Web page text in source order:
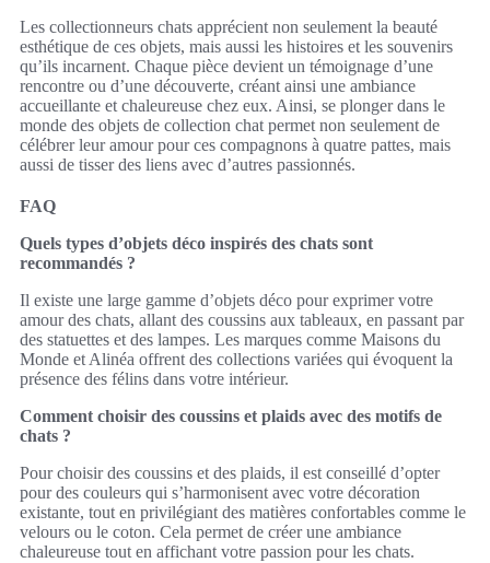
Les collectionneurs chats apprécient non seulement la beauté
esthétique de ces objets, mais aussi les histoires et les souvenirs
qu’ils incarnent. Chaque pièce devient un témoignage d’une
rencontre ou d’une découverte, créant ainsi une ambiance
accueillante et chaleureuse chez eux. Ainsi, se plonger dans le
monde des objets de collection chat permet non seulement de
célébrer leur amour pour ces compagnons à quatre pattes, mais
aussi de tisser des liens avec d’autres passionnés.
FAQ
Quels types d’objets déco inspirés des chats sont
recommandés ?
Il existe une large gamme d’objets déco pour exprimer votre
amour des chats, allant des coussins aux tableaux, en passant par
des statuettes et des lampes. Les marques comme Maisons du
Monde et Alinéa offrent des collections variées qui évoquent la
présence des félins dans votre intérieur.
Comment choisir des coussins et plaids avec des motifs de
chats ?
Pour choisir des coussins et des plaids, il est conseillé d’opter
pour des couleurs qui s’harmonisent avec votre décoration
existante, tout en privilégiant des matières confortables comme le
velours ou le coton. Cela permet de créer une ambiance
chaleureuse tout en affichant votre passion pour les chats.